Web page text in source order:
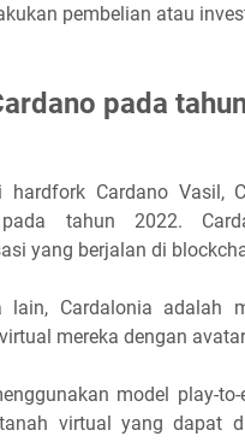
pembelian atau
pada
hardfork Cardano Vasil,
pada tahun 2022.
yang berjalan di
lain, Cardalonia adalah
mereka dengan
model play-
virtual yang dapat